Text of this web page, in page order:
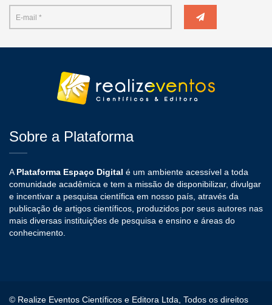
Sobre a Plataforma
APlataforma Espaço Digital é um ambiente acessível a toda
comunidade acadêmica e tem a missão de disponibilizar, divulgar
e incentivar a pesquisa científica em nosso país, através da
publicação de artigos científicos, produzidos por seus autores nas
mais diversas instituições de pesquisa e ensino e áreas do
conhecimento.
© Realize Eventos Científicos e Editora Ltda, Todos os direitos